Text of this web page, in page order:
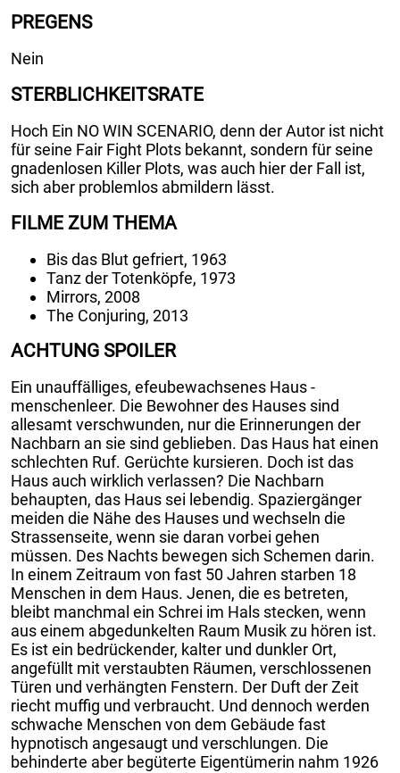
PREGENS
Nein
STERBLICHKEITSRATE
Hoch Ein NO WIN SCENARIO, denn der Autor ist nicht
für seine Fair Fight Plots bekannt, sondern für seine
gnadenlosen Killer Plots, was auch hier der Fall ist,
sich aber problemlos abmildern lässt.
FILME ZUM THEMA
Bis das Blut gefriert, 1963
Tanz der Totenköpfe, 1973
Mirrors, 2008
The Conjuring, 2013
ACHTUNG SPOILER
Ein unauffälliges, efeubewachsenes Haus -
menschenleer. Die Bewohner des Hauses sind
allesamt verschwunden, nur die Erinnerungen der
Nachbarn an sie sind geblieben. Das Haus hat einen
schlechten Ruf. Gerüchte kursieren. Doch ist das
Haus auch wirklich verlassen? Die Nachbarn
behaupten, das Haus sei lebendig. Spaziergänger
meiden die Nähe des Hauses und wechseln die
Strassenseite, wenn sie daran vorbei gehen
müssen. Des Nachts bewegen sich Schemen darin.
In einem Zeitraum von fast 50 Jahren starben 18
Menschen in dem Haus. Jenen, die es betreten,
bleibt manchmal ein Schrei im Hals stecken, wenn
aus einem abgedunkelten Raum Musik zu hören ist.
Es ist ein bedrückender, kalter und dunkler Ort,
angefüllt mit verstaubten Räumen, verschlossenen
Türen und verhängten Fenstern. Der Duft der Zeit
riecht muffig und verbraucht. Und dennoch werden
schwache Menschen von dem Gebäude fast
hypnotisch angesaugt und verschlungen. Die
behinderte aber begüterte Eigentümerin nahm 1926